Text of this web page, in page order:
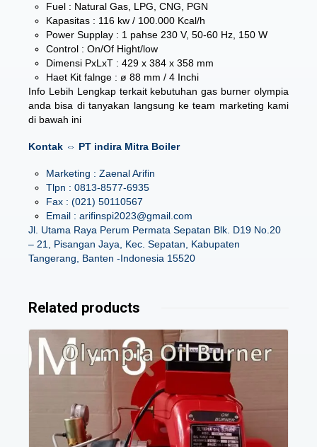
Fuel : Natural Gas, LPG, CNG, PGN
Kapasitas : 116 kw / 100.000 Kcal/h
Power Supplay : 1 pahse 230 V, 50-60 Hz, 150 W
Control : On/Of Hight/low
Dimensi PxLxT : 429 x 384 x 358 mm
Haet Kit falnge : ø 88 mm / 4 Inchi
Info Lebih Lengkap terkait kebutuhan gas burner olympia
anda bisa di tanyakan langsung ke team marketing kami
di bawah ini
Kontak ⇔ PT indira Mitra Boiler
Marketing : Zaenal Arifin
Tlpn : 0813-8577-6935
Fax : (021) 50110567
Email : arifinspi2023@gmail.com
Jl. Utama Raya Perum Permata Sepatan Blk. D19 No.20
– 21, Pisangan Jaya, Kec. Sepatan, Kabupaten
Tangerang, Banten -Indonesia 15520
Related products
Details